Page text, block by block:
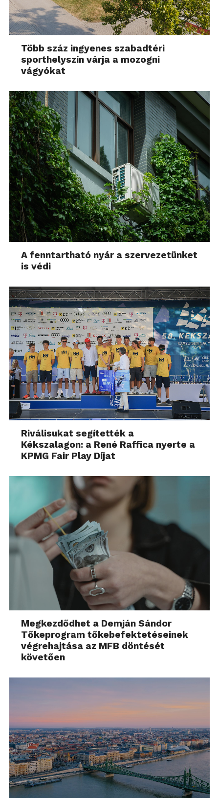
Több száz ingyenes szabadtéri
sporthelyszín várja a mozogni
vágyókat
A fenntartható nyár a szervezetünket
is védi
Riválisukat segítették a
Kékszalagon: a René Raffica nyerte a
KPMG Fair Play Díjat
Megkezdődhet a Demján Sándor
Tőkeprogram tőkebefektetéseinek
végrehajtása az MFB döntését
követően